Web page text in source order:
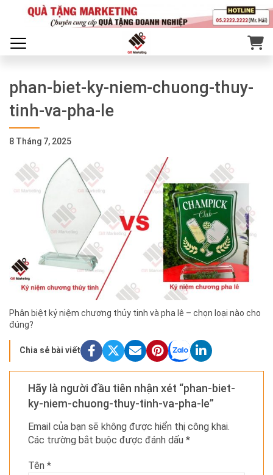
phan-biet-ky-niem-chuong-thuy-
tinh-va-pha-le
8 Tháng 7, 2025
Phân biệt kỷ niệm chương thủy tinh và pha lê – chọn loại nào cho
đúng?
Chia sẻ bài viết
Hãy là người đầu tiên nhận xét “phan-biet-
ky-niem-chuong-thuy-tinh-va-pha-le”
Email của bạn sẽ không được hiển thị công khai.
Các trường bắt buộc được đánh dấu *
Tên *